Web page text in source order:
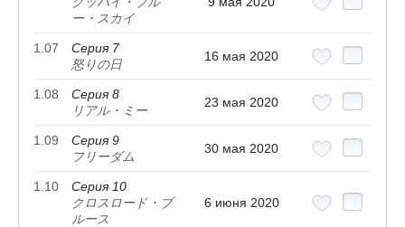
ー・スカイ
1.07
Серия 7
怒りの日
16 мая 2020
1.08
Серия 8
リアル・ミー
23 мая 2020
1.09
Серия 9
フリーダム
30 мая 2020
1.10
Серия 10
クロスロード・ブ
ルース
6 июня 2020